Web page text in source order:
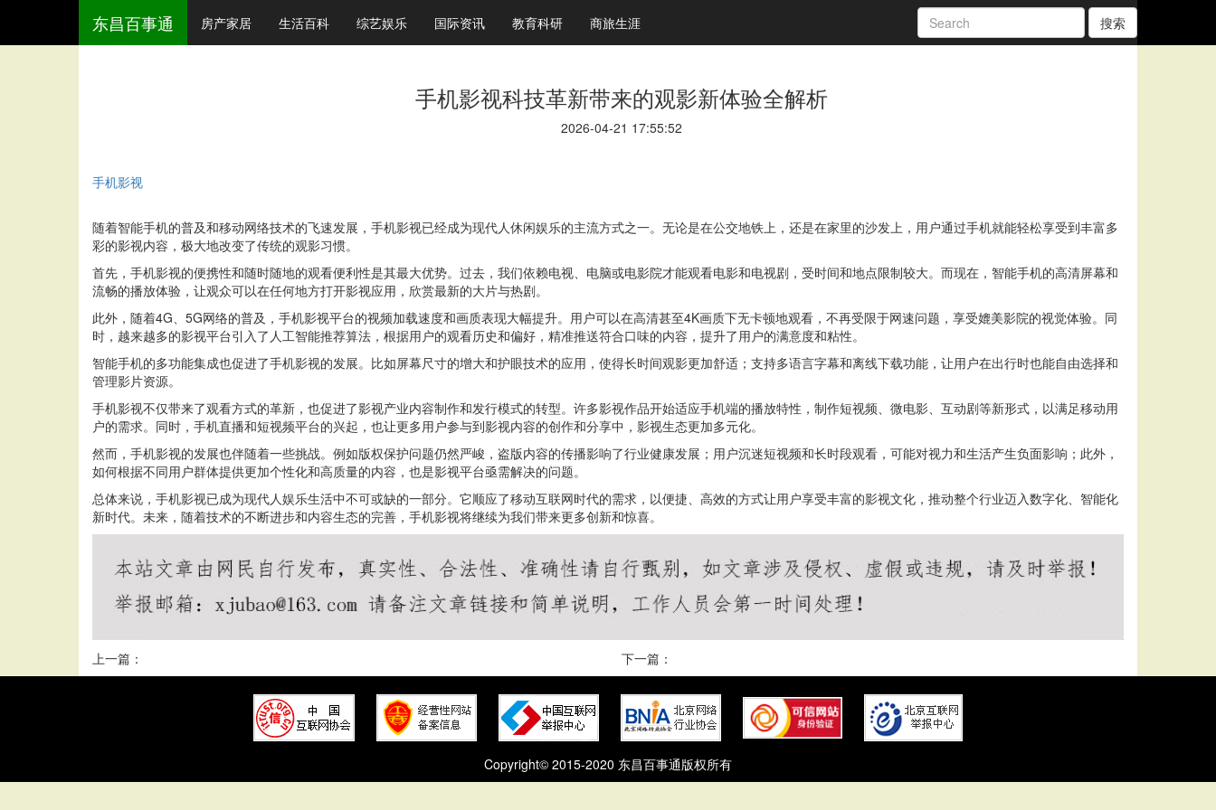
东昌百事通 房产家居 生活百科 综艺娱乐 国际资讯 教育科研 商旅生涯 搜索
手机影视科技革新带来的观影新体验全解析
2026-04-21 17:55:52
手机影视
随着智能手机的普及和移动网络技术的飞速发展，手机影视已经成为现代人休闲娱乐的主流方式之一。无论是在公交地铁上，还是在家里的沙发上，用户通过手机就能轻松享受到丰富多
彩的影视内容，极大地改变了传统的观影习惯。
首先，手机影视的便携性和随时随地的观看便利性是其最大优势。过去，我们依赖电视、电脑或电影院才能观看电影和电视剧，受时间和地点限制较大。而现在，智能手机的高清屏幕和
流畅的播放体验，让观众可以在任何地方打开影视应用，欣赏最新的大片与热剧。
此外，随着4G、5G网络的普及，手机影视平台的视频加载速度和画质表现大幅提升。用户可以在高清甚至4K画质下无卡顿地观看，不再受限于网速问题，享受媲美影院的视觉体验。同
时，越来越多的影视平台引入了人工智能推荐算法，根据用户的观看历史和偏好，精准推送符合口味的内容，提升了用户的满意度和粘性。
智能手机的多功能集成也促进了手机影视的发展。比如屏幕尺寸的增大和护眼技术的应用，使得长时间观影更加舒适；支持多语言字幕和离线下载功能，让用户在出行时也能自由选择和
管理影片资源。
手机影视不仅带来了观看方式的革新，也促进了影视产业内容制作和发行模式的转型。许多影视作品开始适应手机端的播放特性，制作短视频、微电影、互动剧等新形式，以满足移动用
户的需求。同时，手机直播和短视频平台的兴起，也让更多用户参与到影视内容的创作和分享中，影视生态更加多元化。
然而，手机影视的发展也伴随着一些挑战。例如版权保护问题仍然严峻，盗版内容的传播影响了行业健康发展；用户沉迷短视频和长时段观看，可能对视力和生活产生负面影响；此外，
如何根据不同用户群体提供更加个性化和高质量的内容，也是影视平台亟需解决的问题。
总体来说，手机影视已成为现代人娱乐生活中不可或缺的一部分。它顺应了移动互联网时代的需求，以便捷、高效的方式让用户享受丰富的影视文化，推动整个行业迈入数字化、智能化
新时代。未来，随着技术的不断进步和内容生态的完善，手机影视将继续为我们带来更多创新和惊喜。
上一篇： 下一篇：
Copyright© 2015-2020 东昌百事通版权所有